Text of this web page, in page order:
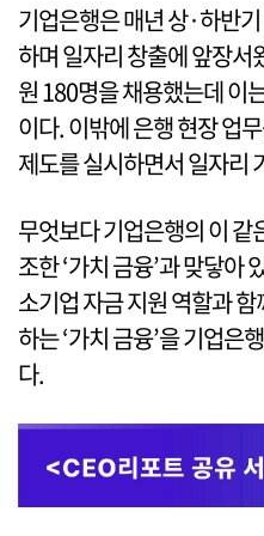
기업은행은 매년 상·하반
하며 일자리 창출에 앞장
원 180명을 채용했는데 이
이다. 이밖에 은행 현장 업
제도를 실시하면서 일자리
무엇보다 기업은행의 이 같
조한 ‘가치 금융’과 맞닿아
소기업 자금 지원 역할과
하는 ‘가치 금융’을 기업은
다.